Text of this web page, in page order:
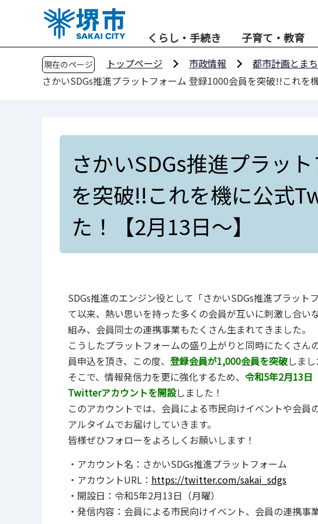
くらし・手続き 子育て・教育
現在のページ トップページ 市政情報 都市計画とま
さかいSDGs推進プラットフォーム 登録1000会員を突破!!これ
さかいSDGs推進プラッ
を突破!!これを機に公式
た！【2月13日～】
SDGs推進のエンジン役として「さかいSDGs推進プラット
て以来、熱い思いを持った多くの会員が互いに刺激し合い
組み、会員同士の連携事業もたくさん生まれてきました。
こうしたプラットフォームの盛り上がりと同時にたくさん
員申込を頂き、この度、 登録会員が1,000会員を突破しまし
そこで、情報発信力を更に強化するため、 令和5年2月13日
Twitterアカウントを開設しました！
このアカウントでは、会員による市民向けイベントや会員
アルタイムでお届けしていきます。
皆様ぜひフォローをよろしくお願いします！
・アカウント名：さかいSDGs推進プラットフォーム
・アカウントURL： https://twitter.com/sakai_sdgs
・開設日：令和5年2月13日（月曜）
・発信内容：会員による市民向けイベント、会員の連携